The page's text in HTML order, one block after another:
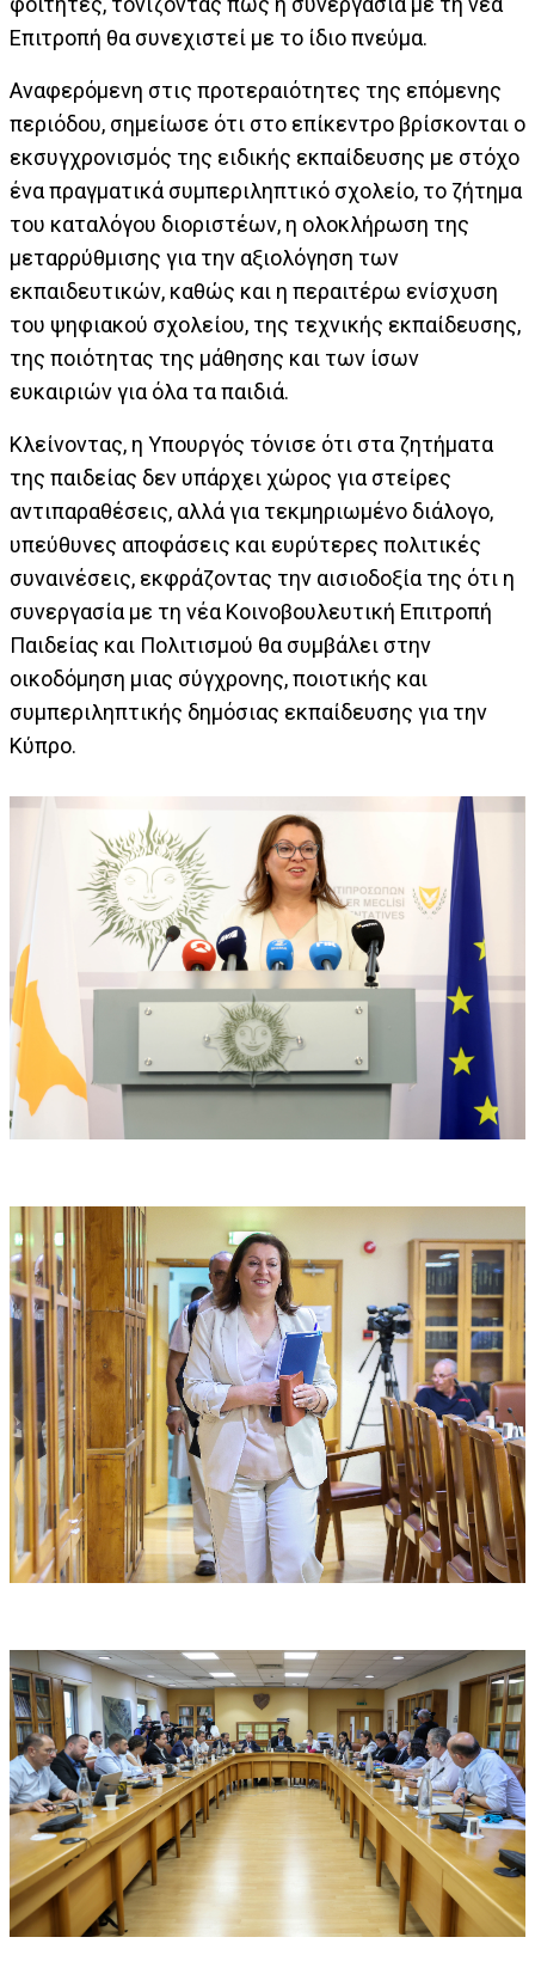
Επιτροπή θα συνεχιστεί με το ίδιο πνεύμα.
Αναφερόμενη στις προτεραιότητες της επόμενης
περιόδου, σημείωσε ότι στο επίκεντρο βρίσκονται ο
εκσυγχρονισμός της ειδικής εκπαίδευσης με στόχο
ένα πραγματικά συμπεριληπτικό σχολείο, το ζήτημα
του καταλόγου διοριστέων, η ολοκλήρωση της
μεταρρύθμισης για την αξιολόγηση των
εκπαιδευτικών, καθώς και η περαιτέρω ενίσχυση
του ψηφιακού σχολείου, της τεχνικής εκπαίδευσης,
της ποιότητας της μάθησης και των ίσων
ευκαιριών για όλα τα παιδιά.
Κλείνοντας, η Υπουργός τόνισε ότι στα ζητήματα
της παιδείας δεν υπάρχει χώρος για στείρες
αντιπαραθέσεις, αλλά για τεκμηριωμένο διάλογο,
υπεύθυνες αποφάσεις και ευρύτερες πολιτικές
συναινέσεις, εκφράζοντας την αισιοδοξία της ότι η
συνεργασία με τη νέα Κοινοβουλευτική Επιτροπή
Παιδείας και Πολιτισμού θα συμβάλει στην
οικοδόμηση μιας σύγχρονης, ποιοτικής και
συμπεριληπτικής δημόσιας εκπαίδευσης για την
Κύπρο.